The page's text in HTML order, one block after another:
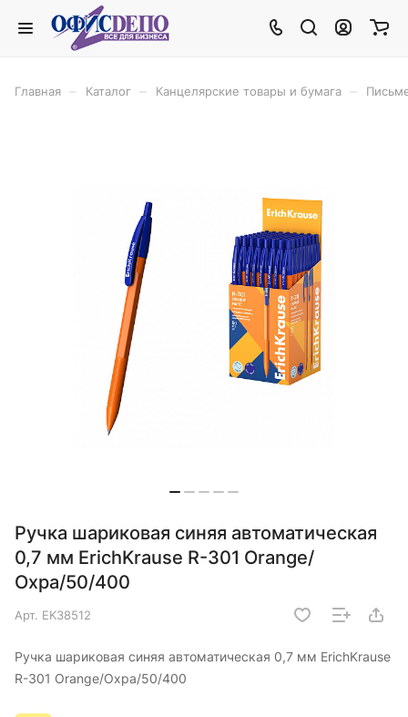
Главная Каталог Канцелярские товары и бумага
Ручка шариковая синяя автоматическая
0,7 мм ErichKrause R-301 Orange/
Охра/50/400
Арт. EK38512
Ручка шариковая синяя автоматическая 0,7 мм ErichKrause
R-301 Orange/Охра/50/400